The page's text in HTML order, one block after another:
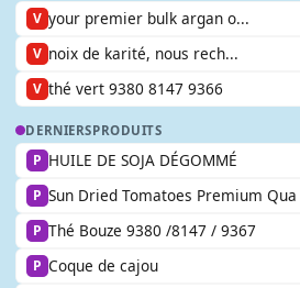
V your premier bulk argan o...
V noix de karité, nous rech...
V thé vert 9380 8147 9366
DERNIERSPRODUITS
P HUILE DE SOJA DÉGOMMÉ
P Sun Dried Tomatoes Premium Qua
P Thé Bouze 9380 /8147 / 9367
P Coque de cajou